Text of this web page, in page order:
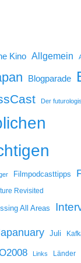
Kino Allgemein
Blogparade
Der
Filmpodcasttipps
Revisited
All Areas
Juli
Links Länder